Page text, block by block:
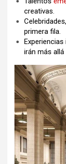
creativas.
primera fila.
irán más allá